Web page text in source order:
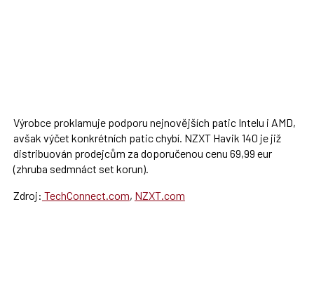
Výrobce proklamuje podporu nejnovějších patic Intelu i AMD,
avšak výčet konkrétních patic chybí. NZXT Havik 140 je již
distribuován prodejcům za doporučenou cenu 69,99 eur
(zhruba sedmnáct set korun).
Zdroj: TechConnect.com, NZXT.com